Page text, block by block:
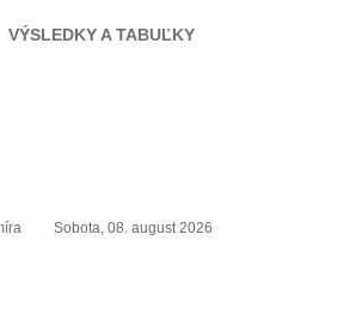
VÝSLEDKY A TABUĽKY
Sobota, 08. august 2026